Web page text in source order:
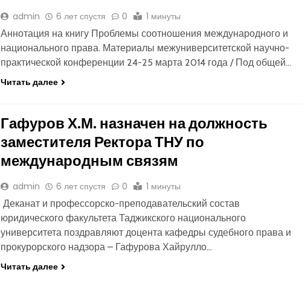
admin 6 лет спустя 0 1 минуты
Аннотация на книгу Проблемы соотношения международного и
национального права. Материалы межуниверситетской научно-
практической конференции 24-25 марта 2014 года / Под общей…
Читать далее
Гафуров Х.М. назначен на должность
заместителя Ректора ТНУ по
международным связям
admin 6 лет спустя 0 1 минуты
Деканат и профессорско-преподавательский состав
юридического факультета Таджикского национального
университета поздравляют доцента кафедры судебного права и
прокурорского надзора – Гафурова Хайрулло…
Читать далее